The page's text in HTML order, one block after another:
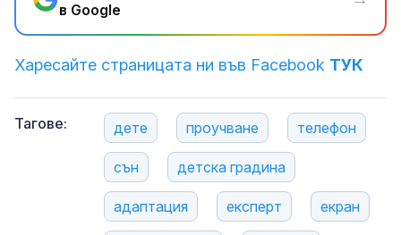
в Google
Харесайте страницата ни във Facebook ТУК
Тагове: дете проучване телефон
сън детска градина
адаптация експерт екран